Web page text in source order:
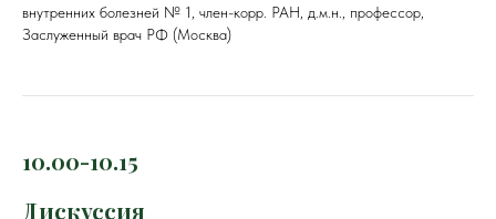
внутренних болезней № 1, член-корр. РАН, д.м.н., профессор,
Заслуженный врач РФ (Москва)
10.00-10.15
Дискуссия